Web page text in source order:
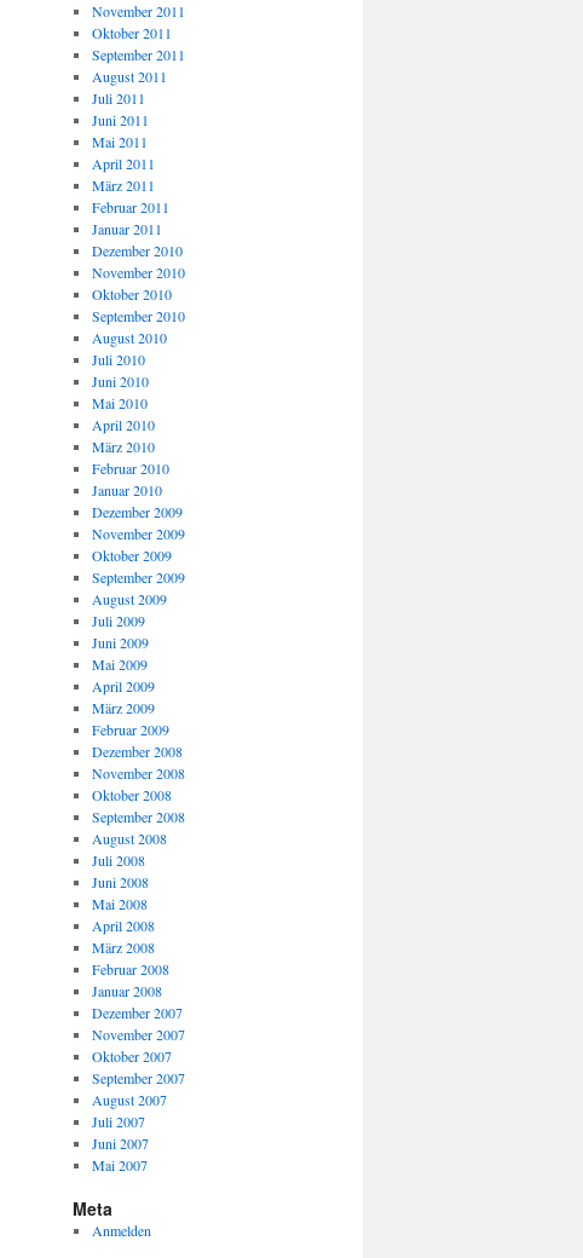
November 2011
Oktober 2011
September 2011
August 2011
Juli 2011
Juni 2011
Mai 2011
April 2011
März 2011
Februar 2011
Januar 2011
Dezember 2010
November 2010
Oktober 2010
September 2010
August 2010
Juli 2010
Juni 2010
Mai 2010
April 2010
März 2010
Februar 2010
Januar 2010
Dezember 2009
November 2009
Oktober 2009
September 2009
August 2009
Juli 2009
Juni 2009
Mai 2009
April 2009
März 2009
Februar 2009
Dezember 2008
November 2008
Oktober 2008
September 2008
August 2008
Juli 2008
Juni 2008
Mai 2008
April 2008
März 2008
Februar 2008
Januar 2008
Dezember 2007
November 2007
Oktober 2007
September 2007
August 2007
Juli 2007
Juni 2007
Mai 2007
Meta
Anmelden